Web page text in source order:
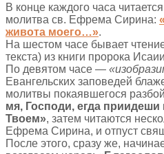
В конце каждого часа
молитва св. Ефрема Сирина:
живота моего…».
На шестом часе бывает
текста) из книги пророка
По девятом часе —
Евангельских заповедей
молитвы покаявшегося
мя, Господи, егда
Твоем», затем читаются
Ефрема Сирина, и отпуст
После этого, сразу же,